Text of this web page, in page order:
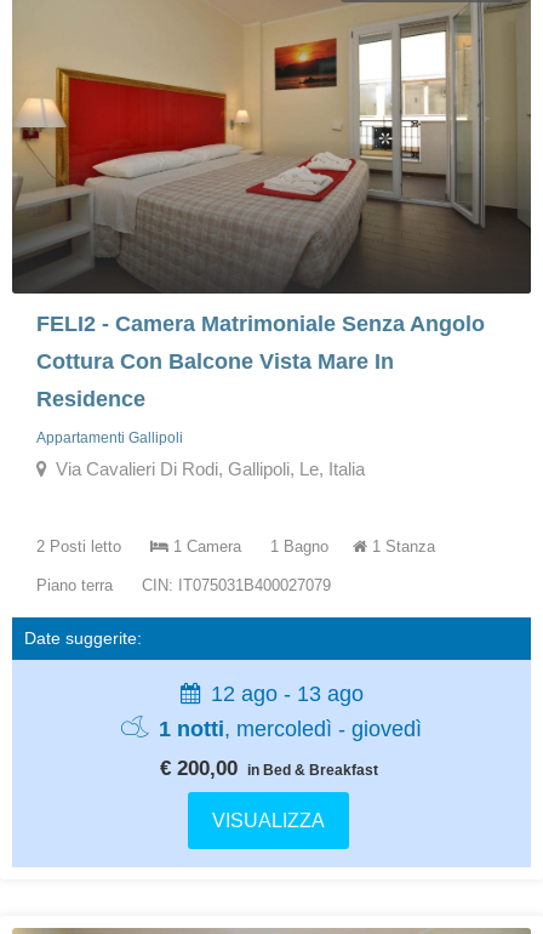
FELI2 - Camera Matrimoniale Senza Angolo
Cottura Con Balcone Vista Mare In
Residence
Appartamenti Gallipoli
Via Cavalieri Di Rodi, Gallipoli, Le, Italia
2 Posti letto 1 Camera 1 Bagno 1 Stanza
Piano terra CIN: IT075031B400027079
Date suggerite:
12 ago - 13 ago
1 notti, mercoledì - giovedì
€ 200,00 in Bed & Breakfast
VISUALIZZA